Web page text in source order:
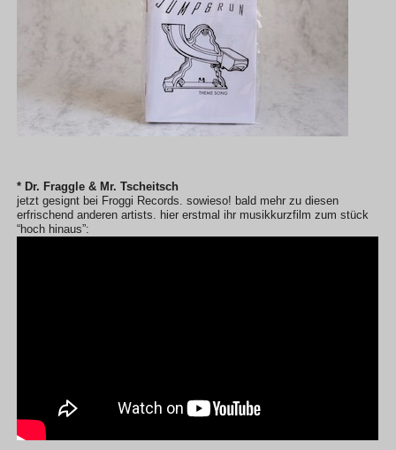
* Dr. Fraggle & Mr. Tscheitsch
jetzt gesignt bei Froggi Records. sowieso! bald mehr zu diesen
erfrischend anderen artists. hier erstmal ihr musikkurzfilm zum stück
“hoch hinaus”: